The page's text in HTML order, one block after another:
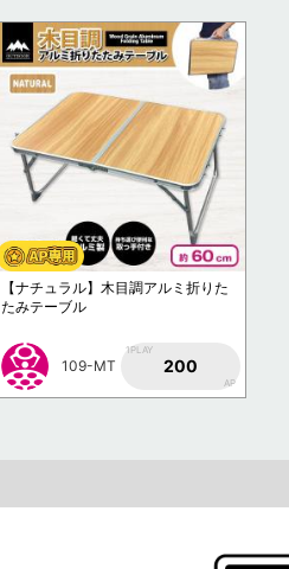
【ナチュラル】木目調アルミ折りた
たみテーブル
109-MT
1PLAY
200
AP